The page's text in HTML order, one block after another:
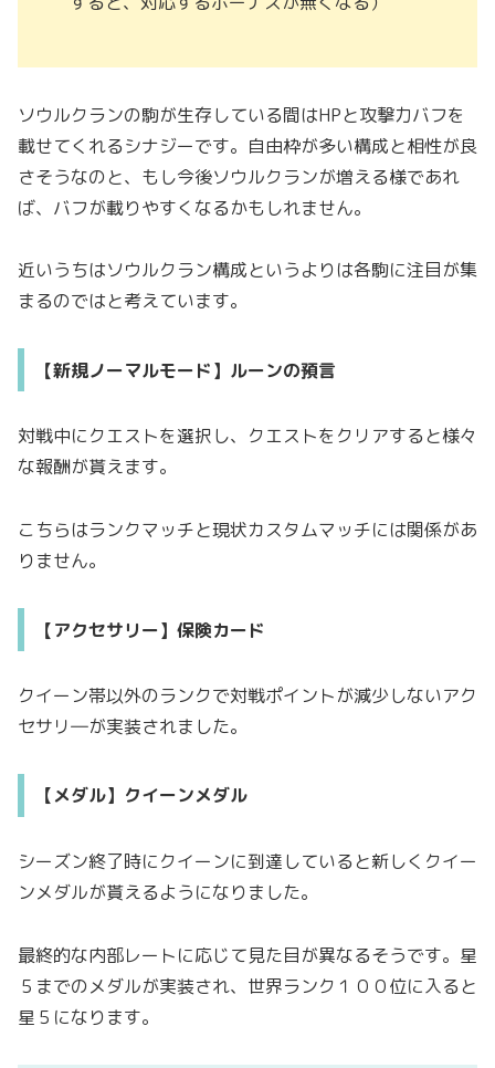
ソウルクランの駒が生存している間はHPと攻撃力バフを
載せてくれるシナジーです。自由枠が多い構成と相性が良
さそうなのと、もし今後ソウルクランが増える様であれ
ば、バフが載りやすくなるかもしれません。
近いうちはソウルクラン構成というよりは各駒に注目が集
まるのではと考えています。
【新規ノーマルモード】ルーンの預言
対戦中にクエストを選択し、クエストをクリアすると様々
な報酬が貰えます。
こちらはランクマッチと現状カスタムマッチには関係があ
りません。
【アクセサリー】保険カード
クイーン帯以外のランクで対戦ポイントが減少しないアク
セサリ―が実装されました。
【メダル】クイーンメダル
シーズン終了時にクイーンに到達していると新しくクイー
ンメダルが貰えるようになりました。
最終的な内部レートに応じて見た目が異なるそうです。星
５までのメダルが実装され、世界ランク１００位に入ると
星５になります。